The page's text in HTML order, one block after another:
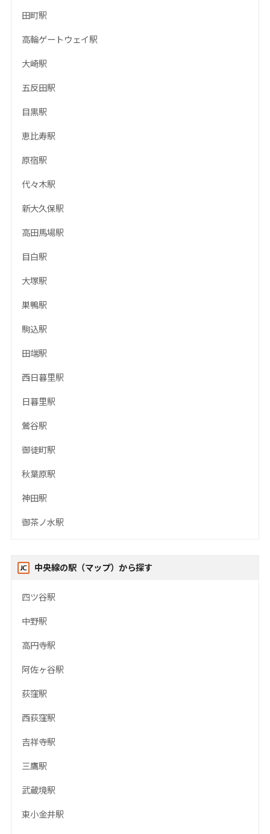
田町駅
高輪ゲートウェイ駅
大崎駅
五反田駅
目黒駅
恵比寿駅
原宿駅
代々木駅
新大久保駅
高田馬場駅
目白駅
大塚駅
巣鴨駅
駒込駅
田端駅
西日暮里駅
日暮里駅
鶯谷駅
御徒町駅
秋葉原駅
神田駅
御茶ノ水駅
中央線の駅（マップ）から探す
四ツ谷駅
中野駅
高円寺駅
阿佐ヶ谷駅
荻窪駅
西荻窪駅
吉祥寺駅
三鷹駅
武蔵境駅
東小金井駅